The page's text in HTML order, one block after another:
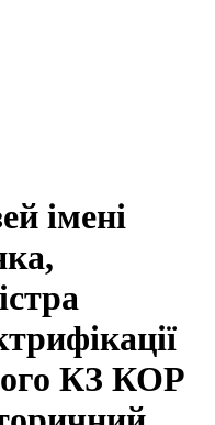
імені
КЗ КОР